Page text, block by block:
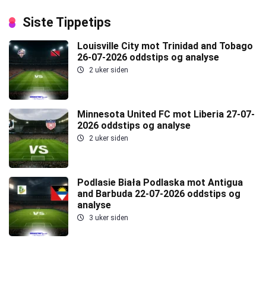
Siste Tippetips
Louisville City mot Trinidad and Tobago
26-07-2026 oddstips og analyse
2 uker siden
Minnesota United FC mot Liberia 27-07-
2026 oddstips og analyse
2 uker siden
Podlasie Biała Podlaska mot Antigua
and Barbuda 22-07-2026 oddstips og
analyse
3 uker siden